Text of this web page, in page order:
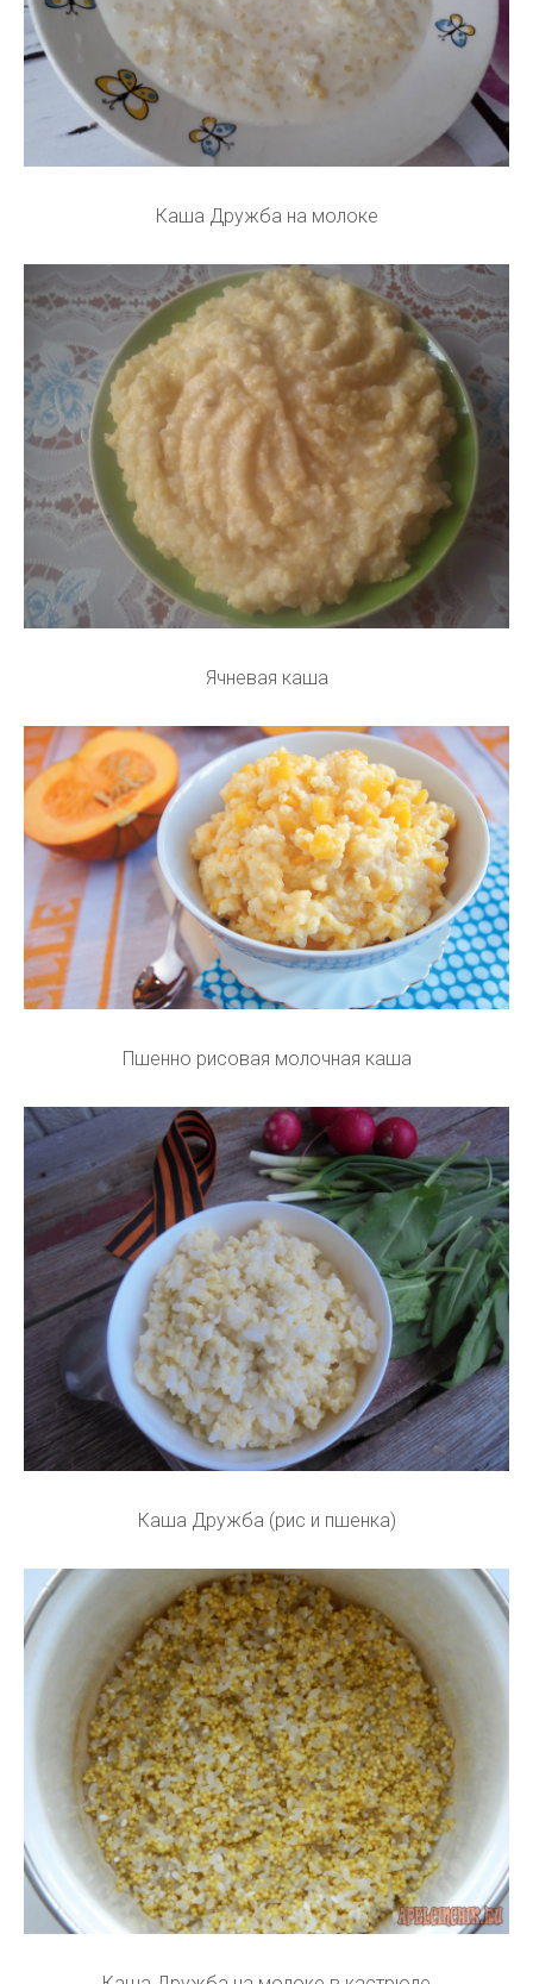
Каша Дружба на молоке
Ячневая каша
Пшенно рисовая молочная каша
Каша Дружба (рис и пшенка)